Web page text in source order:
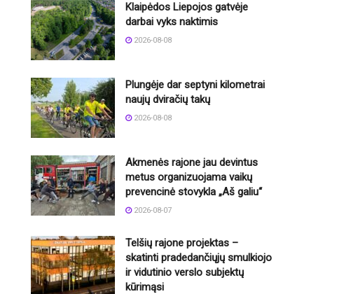
Klaipėdos Liepojos gatvėje
darbai vyks naktimis
2026-08-08
Plungėje dar septyni kilometrai
naujų dviračių takų
2026-08-08
Akmenės rajone jau devintus
metus organizuojama vaikų
prevencinė stovykla „Aš galiu“
2026-08-07
Telšių rajone projektas –
skatinti pradedančiųjų smulkiojo
ir vidutinio verslo subjektų
kūrimąsi